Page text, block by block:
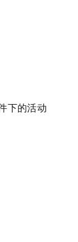
下的活动